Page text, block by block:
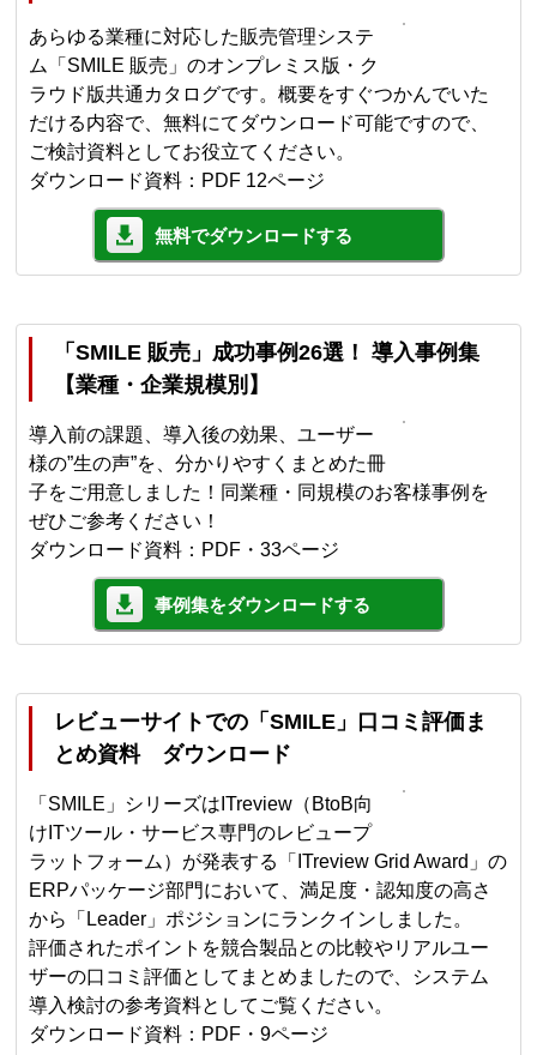
あらゆる業種に対応した販売管理システ
ム「SMILE 販売」のオンプレミス版・ク
ラウド版共通カタログです。概要をすぐつかんでいた
だける内容で、無料にてダウンロード可能ですので、
ご検討資料としてお役立てください。
ダウンロード資料：PDF 12ページ
無料でダウンロードする
「SMILE 販売」成功事例26選！ 導入事例集
【業種・企業規模別】
導入前の課題、導入後の効果、ユーザー
様の”生の声”を、分かりやすくまとめた冊
子をご用意しました！同業種・同規模のお客様事例を
ぜひご参考ください！
ダウンロード資料：PDF・33ページ
事例集をダウンロードする
レビューサイトでの「SMILE」口コミ評価ま
とめ資料 ダウンロード
「SMILE」シリーズはITreview（BtoB向
けITツール・サービス専門のレビュープ
ラットフォーム）が発表する「ITreview Grid Award」の
ERPパッケージ部門において、満足度・認知度の高さ
から「Leader」ポジションにランクインしました。
評価されたポイントを競合製品との比較やリアルユー
ザーの口コミ評価としてまとめましたので、システム
導入検討の参考資料としてご覧ください。
ダウンロード資料：PDF・9ページ